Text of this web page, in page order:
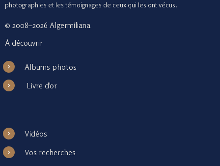
photographies et les témoignages de ceux qui les ont vécus.
© 2008–2026 Algermiliana
À découvrir
Albums photos
Livre d'or
Vidéos
Vos recherches